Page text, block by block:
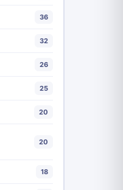
36
32
26
25
20
20
18